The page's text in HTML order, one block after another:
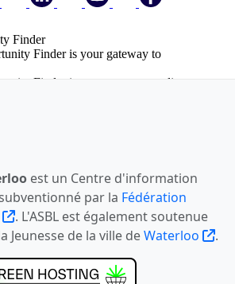
est un Centre d'information
par la Fédération
. L'ASBL est également soutenue
Jeunesse de la ville deWaterloo .